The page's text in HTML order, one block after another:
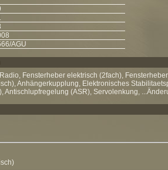
AGU
Fensterheber elektrisch (2fach),
Anhängerkupplung, Elektronisches
Antischlupfregelung (ASR), Servolenkung,